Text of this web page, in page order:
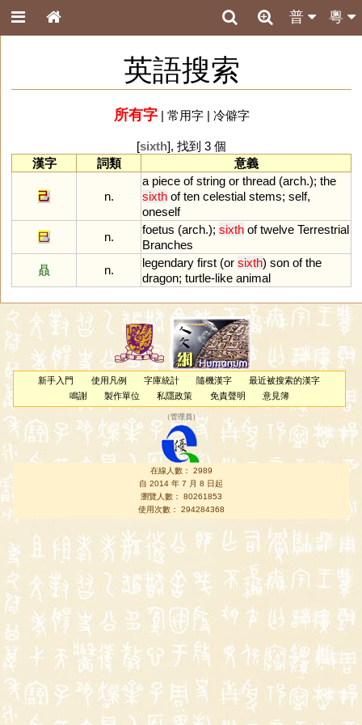
粵
普
英語搜索
所有字| 常用字| 冷僻字
[sixth], 找到 3 個
漢字
詞類 意義
己 n.
a piece of string or thread (arch.); the
sixth of ten celestial stems; self,
oneself
巳
n.
foetus (arch.); sixth of twelve Terrestrial
Branches
贔
n.
legendary first (or sixth) son of the
dragon; turtle-like animal
新手入門 使用凡例 字庫統計 隨機漢字
最近被搜索的漢字
鳴謝
製作單位 私隱政策 免責聲明 意見簿
（管理員 ）
在線人數： 2989
自 2014 年 7 月 8 日起
瀏覽人數： 80261853
使用次數： 294284368